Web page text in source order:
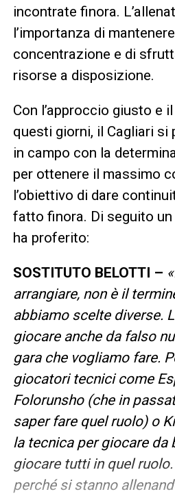
incontrate finora.
l’importanza di
concentrazione e di
risorse a disposizione.
Con l’approccio giusto e
questi giorni, il Cagliari si
in campo con la
per ottenere il massimo
l’obiettivo di dare
fatto finora. Di seguito
ha proferito:
SOSTITUTO BELOTTI –
arrangiare, non è il
abbiamo scelte diverse.
giocare anche da falso
gara che vogliamo fare.
giocatori tecnici come
Folorunsho (che in
saper fare quel ruolo) o
la tecnica per giocare da
giocare tutti in quel
perché si stanno